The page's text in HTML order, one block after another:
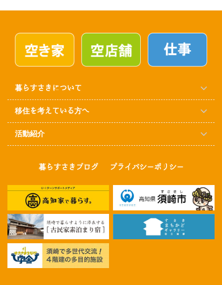
暮らすさきについて
移住を考えている方へ
活動紹介
暮らすさきブログ プライバシーポリシー